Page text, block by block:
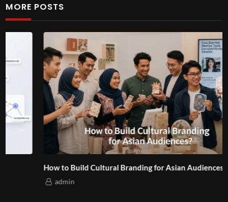
MORE POSTS
How to Build Cultural Branding for Asian Audiences?